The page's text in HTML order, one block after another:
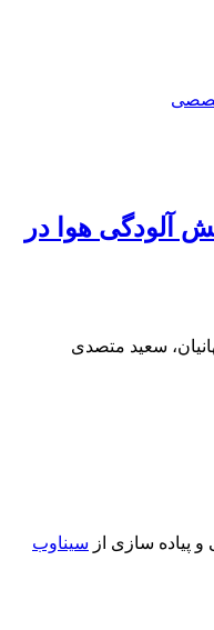
آلودگی هوا در
سعید متصدی
پیاده سازی از سیناوب